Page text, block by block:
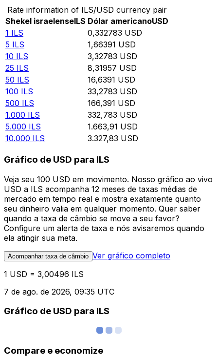
Rate information of ILS/USD currency pair
Shekel israelenseILS Dólar americanoUSD
1 ILS 0,332783 USD
5 ILS 1,66391 USD
10 ILS 3,32783 USD
25 ILS 8,31957 USD
50 ILS 16,6391 USD
100 ILS 33,2783 USD
500 ILS 166,391 USD
1.000 ILS 332,783 USD
5.000 ILS 1.663,91 USD
10.000 ILS 3.327,83 USD
Gráfico de USD para ILS
Veja seu 100 USD em movimento. Nosso gráfico ao vivo
USD a ILS acompanha 12 meses de taxas médias de
mercado em tempo real e mostra exatamente quanto
seu dinheiro valia em qualquer momento. Quer saber
quando a taxa de câmbio se move a seu favor?
Configure um alerta de taxa e nós avisaremos quando
ela atingir sua meta.
Acompanhar taxa de câmbio Ver gráfico completo
1 USD = 3,00496 ILS
7 de ago. de 2026, 09:35 UTC
Gráfico de USD para ILS
Compare e economize